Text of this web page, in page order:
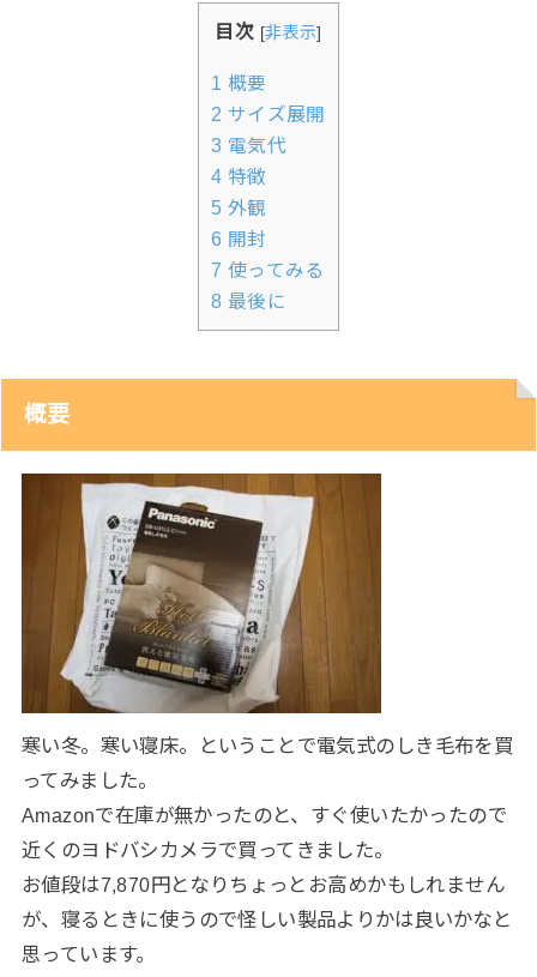
目次 [非表示]
1 概要
2 サイズ展開
3 電気代
4 特徴
5 外観
6 開封
7 使ってみる
8 最後に
概要
寒い冬。寒い寝床。ということで電気式のしき毛布を買
ってみました。
Amazonで在庫が無かったのと、すぐ使いたかったので
近くのヨドバシカメラで買ってきました。
お値段は7,870円となりちょっとお高めかもしれません
が、寝るときに使うので怪しい製品よりかは良いかなと
思っています。